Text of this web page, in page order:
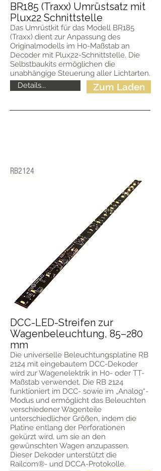
BR185 (Traxx) Umrüstsatz mit
Plux22 Schnittstelle
Das Umrüstkit für das Modell BR185
(Traxx) dient zur Anpassung des
Originalmodells im H0-Maßstab an
Decoder mit Plux22-Schnittstelle. Die
Selbstbaukits ermöglichen die
unabhängige Steuerung aller Lichtarten.
Details...
Zum Laden
RB2124
DCC-LED-Streifen zur
Wagenbeleuchtung, 85–280
mm
Die universelle Beleuchtungsplatine RB
2124 mit eingebautem DCC-Dekoder
wird zur Wagenelektrik in H0- oder TT-
Maßstab verwendet. Die RB 2124
funktioniert im DCC- sowie im „Analog“-
Modus und ermöglicht das Beleuchten
verschiedener Wagenteile
unterschiedlicher Größen, indem die
Platine entlang der Perforationen
gekürzt wird, um sie an den
gewünschten Wagen anzupassen.
Dieser Dekoder unterstützt die
Railcom®- und DCCA-Protokolle.